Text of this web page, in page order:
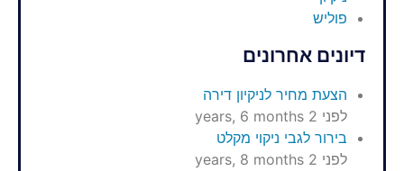
פוליש
דיונים אחרונים
הצעת מחיר לניקיון דירה
לפני 2 years, 6 months
בירור לגבי ניקוי מקלט
לפני 2 years, 8 months